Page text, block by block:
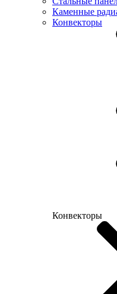
Каменные
Конвекторы
Конвекторы